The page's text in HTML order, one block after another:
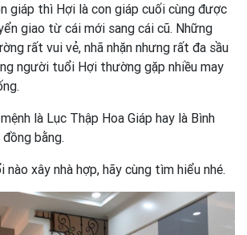
giáp thì Hợi là con giáp cuối cùng được
giao từ cái mới sang cái cũ. Những
rất vui vẻ, nhã nhặn nhưng rất đa sầu
người tuổi Hợi thường gặp nhiều may
là Lục Thập Hoa Giáp hay là Bình
bằng.
xây nhà hợp, hãy cùng tìm hiểu nhé.